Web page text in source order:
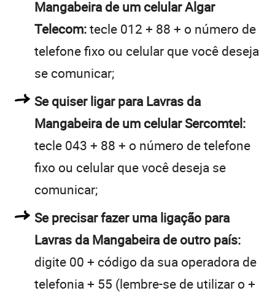
Mangabeira de um celular Algar
Telecom:tecle 012 + 88 + o número de
telefone fixo ou celular que você deseja
se comunicar;
Se quiser ligar para Lavras da
Mangabeira de um celular Sercomtel:
tecle 043 + 88 + o número de telefone
fixo ou celular que você deseja se
comunicar;
Se precisar fazer uma ligação para
Lavras da Mangabeira de outro país:
digite 00 + código da sua operadora de
telefonia + 55 (lembre-se de utilizar o +